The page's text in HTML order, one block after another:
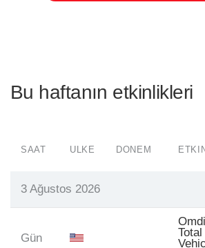
Bu haftanın etkinlikleri
SAAT ÜLKE DÖNEM
3 Ağustos 2026
Gün
Total